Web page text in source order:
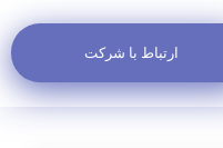
ارتباط با شرکت